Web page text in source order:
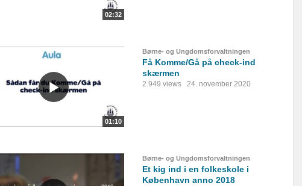
02:32
01:10
Børne- og Ungdomsforvaltningen
Få Komme/Gå på check-ind
skærmen
2.949 views 24. november 2020
Børne- og Ungdomsforvaltningen
Et kig ind i en folkeskole i
København anno 2018